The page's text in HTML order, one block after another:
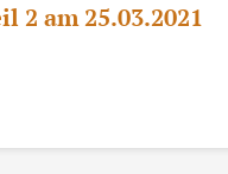
2 am 25.03.2021